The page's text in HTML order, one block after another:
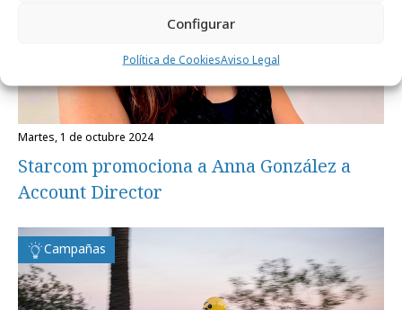
Configurar
Política de CookiesAviso Legal
martes, 1 de octubre 2024
Starcom promociona a Anna González a
Account Director
Campañas